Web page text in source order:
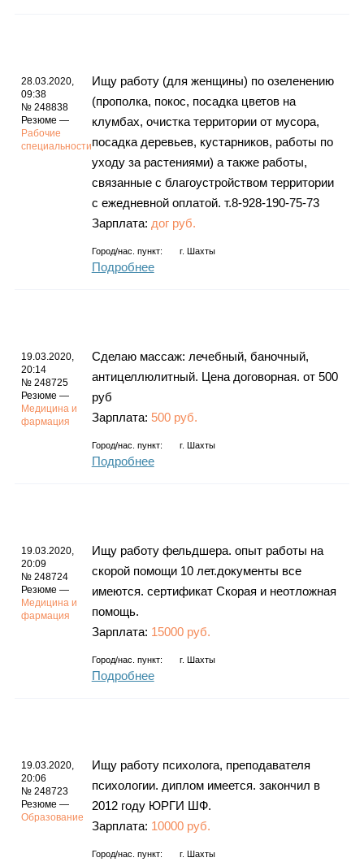
28.03.2020,
09:38
№ 248838
Резюме —
Рабочие
специальности
Ищу работу (для женщины) по озеленению
(прополка, покос, посадка цветов на
клумбах, очистка территории от мусора,
посадка деревьев, кустарников, работы по
уходу за растениями) а также работы,
связанные с благоустройством территории
с ежедневной оплатой. т.8-928-190-75-73
Зарплата: дог руб.
Город/нас. пункт: г. Шахты
Подробнее
19.03.2020,
20:14
№ 248725
Резюме —
Медицина и
фармация
Сделаю массаж: лечебный, баночный,
антицеллюлитный. Цена договорная. от 500
руб
Зарплата: 500 руб.
Город/нас. пункт: г. Шахты
Подробнее
19.03.2020,
20:09
№ 248724
Резюме —
Медицина и
фармация
Ищу работу фельдшера. опыт работы на
скорой помощи 10 лет.документы все
имеются. сертификат Скорая и неотложная
помощь.
Зарплата: 15000 руб.
Город/нас. пункт: г. Шахты
Подробнее
19.03.2020,
20:06
№ 248723
Резюме —
Образование
Ищу работу психолога, преподавателя
психологии. диплом имеется. закончил в
2012 году ЮРГИ ШФ.
Зарплата: 10000 руб.
Город/нас. пункт: г. Шахты